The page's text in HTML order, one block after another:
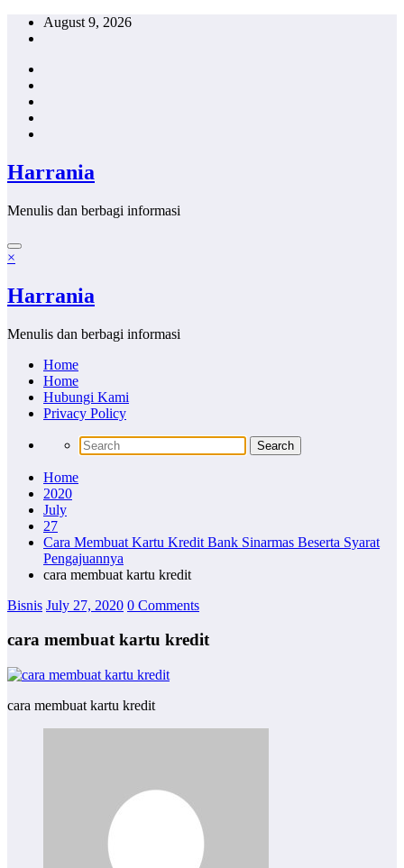
Skip
August 9, 2026
Harrania
Menulis dan berbagi informasi
×
Harrania
Menulis dan berbagi informasi
Home
Home
Hubungi Kami
Privacy Policy
Home
2020
July
27
Cara Membuat Kartu Kredit Bank Sinarmas Beserta Syarat
Pengajuannya
cara membuat kartu kredit
Bisnis July 27, 2020 0 Comments
cara membuat kartu kredit
cara membuat kartu kredit